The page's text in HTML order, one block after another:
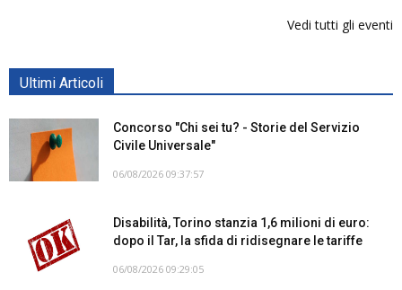
Vedi tutti gli eventi
Ultimi Articoli
Concorso "Chi sei tu? - Storie del Servizio
Civile Universale"
06/08/2026 09:37:57
Disabilità, Torino stanzia 1,6 milioni di euro:
dopo il Tar, la sfida di ridisegnare le tariffe
06/08/2026 09:29:05